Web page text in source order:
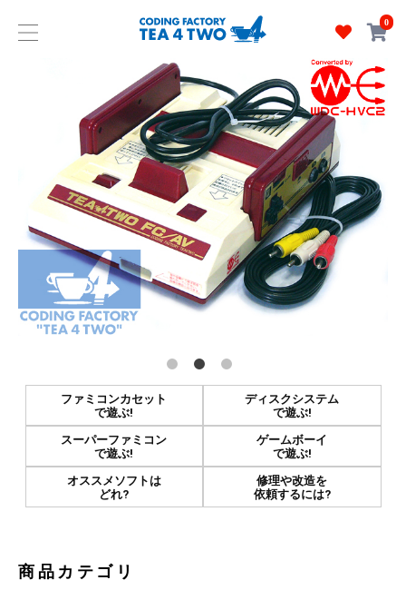
0
ファミコンカセット
で遊ぶ!
ディスクシステム
で遊ぶ!
スーパーファミコン
で遊ぶ!
ゲームボーイ
で遊ぶ!
オススメソフトは
どれ?
修理や改造を
依頼するには?
商品カテゴリ